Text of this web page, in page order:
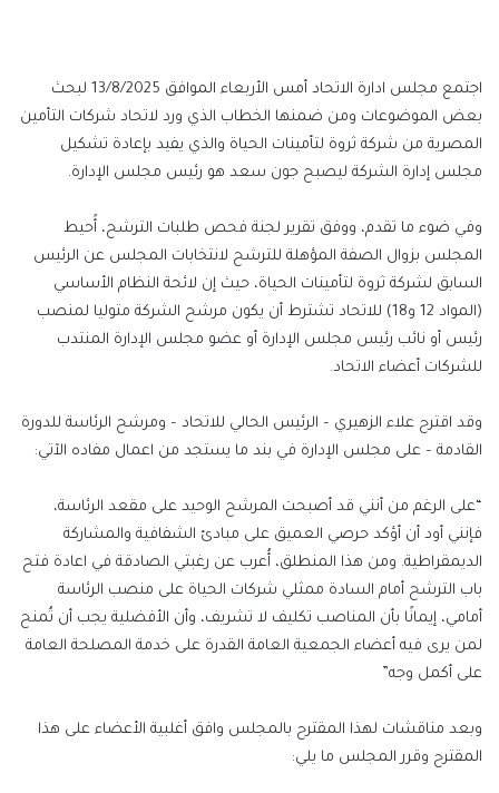
اجتمع مجلس ادارة الاتحاد أمس الأربعاء الموافق 13/8/2025 لبحث
بعض الموضوعات ومن ضمنها الخطاب الذي ورد لاتحاد شركات التأمين
المصرية من شركة ثروة لتأمينات الحياة والذي يفيد بإعادة تشكيل
مجلس إدارة الشركة ليصبح جون سعد هو رئيس مجلس الإدارة.
وفي ضوء ما تقدم، ووفق تقرير لجنة فحص طلبات الترشح، أًحيط
المجلس بزوال الصفة المؤهلة للترشح لانتخابات المجلس عن الرئيس
السابق لشركة ثروة لتأمينات الحياة، حيث إن لائحة النظام الأساسي
(المواد 12 و18) للاتحاد تشترط أن يكون مرشح الشركة متوليا لمنصب
رئيس أو نائب رئيس مجلس الإدارة أو عضو مجلس الإدارة المنتدب
للشركات أعضاء الاتحاد.
وقد اقترح علاء الزهيري – الرئيس الحالي للاتحاد – ومرشح الرئاسة للدورة
القادمة – على مجلس الإدارة في بند ما يستجد من اعمال مفاده الآتي:
“على الرغم من أنني قد أصبحت المرشح الوحيد على مقعد الرئاسة،
فإنني أود أن أؤكد حرصي العميق على مبادئ الشفافية والمشاركة
الديمقراطية. ومن هذا المنطلق، أُعرب عن رغبتي الصادقة في اعادة فتح
باب الترشح أمام السادة ممثلي شركات الحياة على منصب الرئاسة
أمامي، إيمانًا بأن المناصب تكليف لا تشريف، وأن الأفضلية يجب أن تُمنح
لمن يرى فيه أعضاء الجمعية العامة القدرة على خدمة المصلحة العامة
على أكمل وجه”
وبعد مناقشات لهذا المقترح بالمجلس وافق أغلبية الأعضاء على هذا
المقترح وقرر المجلس ما يلي: